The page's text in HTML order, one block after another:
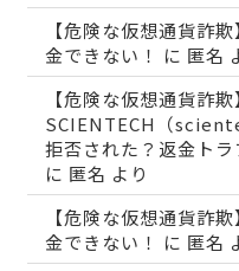
【危険な仮想通貨詐
金できない！
に 匿名
【危険な仮想通貨詐欺】
SCIENTECH（
拒否された？返金ト
に 匿名 より
【危険な仮想通貨詐
金できない！
に 匿名